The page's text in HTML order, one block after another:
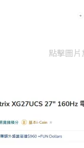
點擊圖片